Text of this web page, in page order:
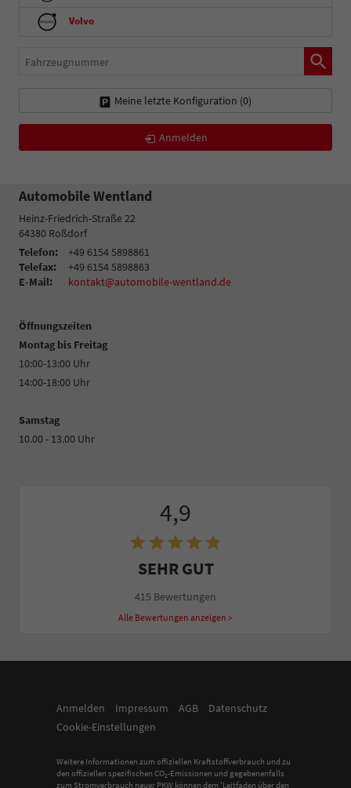
Volvo
Fahrzeugnummer
Meine letzte Konfiguration (0)
Anmelden
Automobile Wentland
Heinz-Friedrich-Straße 22
64380 Roßdorf
Telefon:
+49 6154 5898861
Telefax:
+49 6154 5898863
E-Mail:
kontakt@automobile-wentland.de
Öffnungszeiten
Montag bis Freitag
10:00-13:00 Uhr
14:00-18:00 Uhr
Samstag
10.00 - 13.00 Uhr
4,9
SEHR GUT
415 Bewertungen
Alle Bewertungen anzeigen >
Anmelden Impressum AGB
Datenschutz
Cookie-Einstellungen
Weitere Informationen zum offiziellen Kraftstoffverbrauch und zu
den offiziellen spezifischen CO2-Emissionen und gegebenenfalls
zum Stromverbrauch neuer PKW können dem 'Leitfaden über den